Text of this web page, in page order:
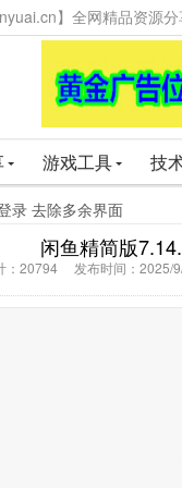
】全网精品资源
游戏工具 技
录 去除多余界面
闲鱼精简版
：20794 发布时间：